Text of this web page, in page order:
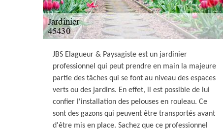
JBS Elagueur & Paysagiste est un jardinier
professionnel qui peut prendre en main la majeure
partie des tâches qui se font au niveau des espaces
verts ou des jardins. En effet, il est possible de lui
confier l'installation des pelouses en rouleau. Ce
sont des gazons qui peuvent être transportés avant
d'être mis en place. Sachez que ce professionnel